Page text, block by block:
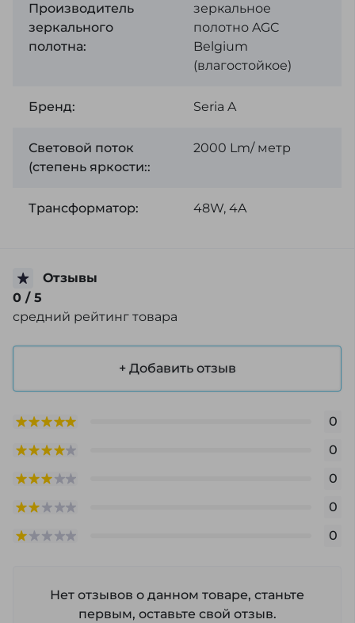
Производитель
зеркального
полотна:
зеркальное
полотно AGC
Belgium
(влагостойкое)
Бренд: Seria A
Световой поток
(степень яркости::
2000 Lm/ метр
Трансформатор: 48W, 4A
Отзывы
0 / 5
средний рейтинг товара
+ Добавить отзыв
0
0
0
0
0
Нет отзывов о данном товаре, станьте
первым, оставьте свой отзыв.